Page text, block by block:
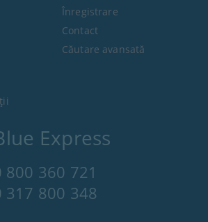
Express
800 360 721
317 800 348
Înregistrare
Contact
Căutare avansată